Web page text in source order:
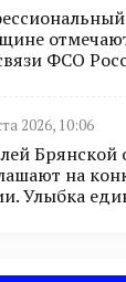
ФСО
2026, 10:06
Брянской
на
Улыбка